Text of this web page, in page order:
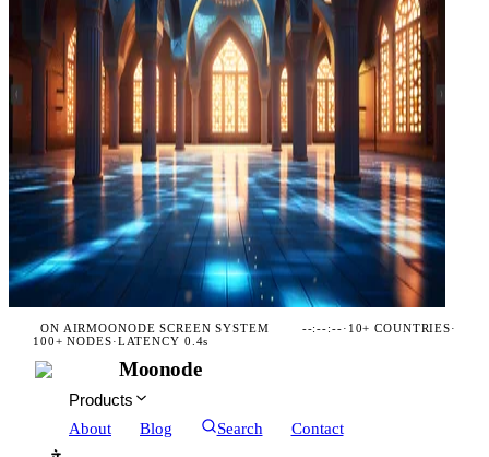
ON AIRMOONODE SCREEN SYSTEM --:--:--· 10+ COUNTRIES·
100+ NODES·LATENCY 0.4s
Moonode
Products
About
Blog Search Contact